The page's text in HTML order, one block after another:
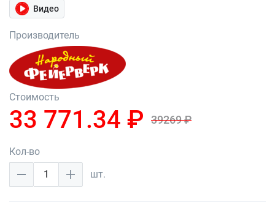
Видео
Производитель
Стоимость
33 771.34 ₽ 39269 ₽
Кол-во
1
шт.